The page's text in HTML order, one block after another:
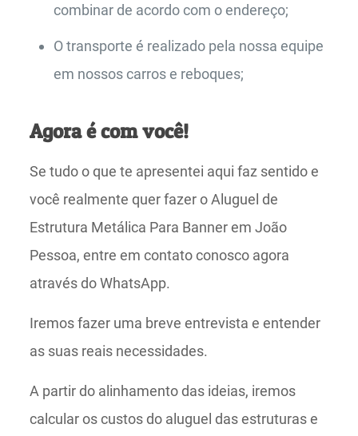
combinar de acordo com o endereço;
O transporte é realizado pela nossa equipe
em nossos carros e reboques;
Agora é com você!
Se tudo o que te apresentei aqui faz sentido e
você realmente quer fazer o Aluguel de
Estrutura Metálica Para Banner em João
Pessoa, entre em contato conosco agora
através do WhatsApp.
Iremos fazer uma breve entrevista e entender
as suas reais necessidades.
A partir do alinhamento das ideias, iremos
calcular os custos do aluguel das estruturas e